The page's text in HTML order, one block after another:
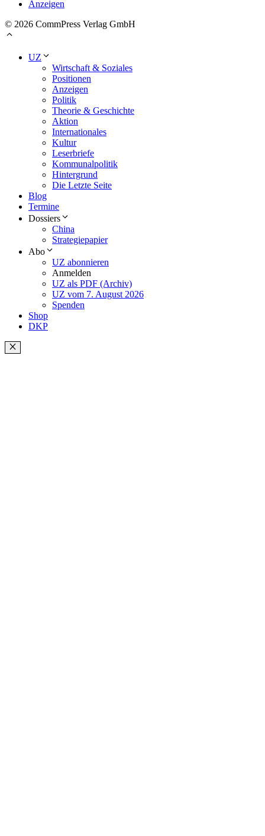
Anzeigen
© 2026 CommPress Verlag GmbH
UZ
Wirtschaft & Soziales
Positionen
Anzeigen
Politik
Theorie & Geschichte
Aktion
Internationales
Kultur
Leserbriefe
Kommunalpolitik
Hintergrund
Die Letzte Seite
Blog
Termine
Dossiers
China
Strategiepapier
Abo
UZ abonnieren
Anmelden
UZ als PDF (Archiv)
UZ vom 7. August 2026
Spenden
Shop
DKP
Schließen